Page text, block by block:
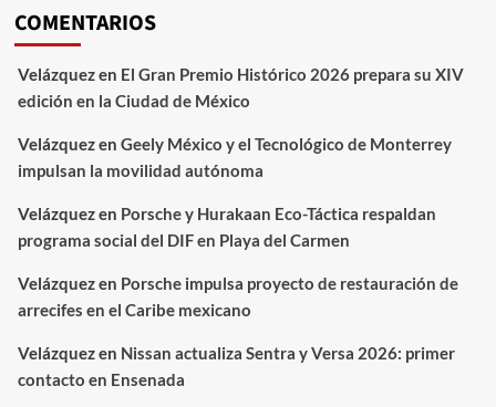
COMENTARIOS
Velázquezen El Gran Premio Histórico 2026 prepara su XIV
edición en la Ciudad de México
Velázquezen Geely México y el Tecnológico de Monterrey
impulsan la movilidad autónoma
Velázquezen Porsche y Hurakaan Eco-Táctica respaldan
programa social del DIF en Playa del Carmen
Velázquezen Porsche impulsa proyecto de restauración de
arrecifes en el Caribe mexicano
Velázquezen Nissan actualiza Sentra y Versa 2026: primer
contacto en Ensenada